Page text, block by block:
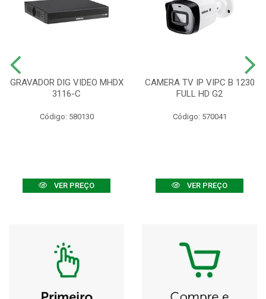
GRAVADOR DIG VIDEO MHDX
3116-C
Código: 580130
VER PREÇO
CAMERA TV IP VIPC B 1230
FULL HD G2
Código: 570041
VER PREÇO